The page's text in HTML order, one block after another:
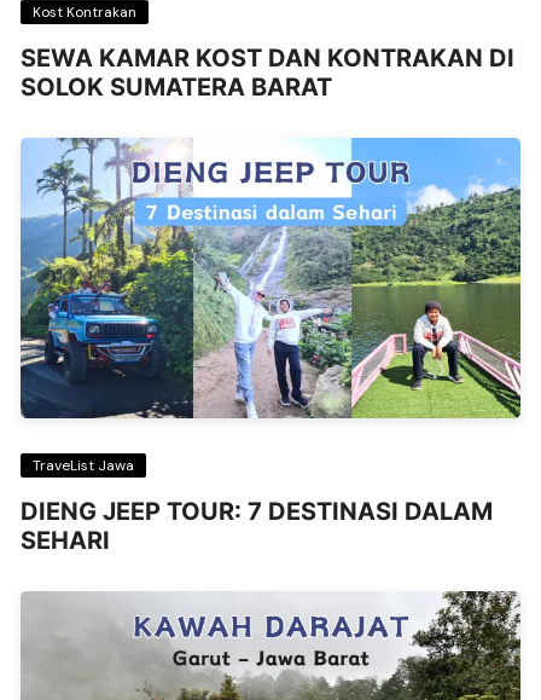
Kost Kontrakan
SEWA KAMAR KOST DAN KONTRAKAN DI
SOLOK SUMATERA BARAT
TraveList Jawa
DIENG JEEP TOUR: 7 DESTINASI DALAM
SEHARI